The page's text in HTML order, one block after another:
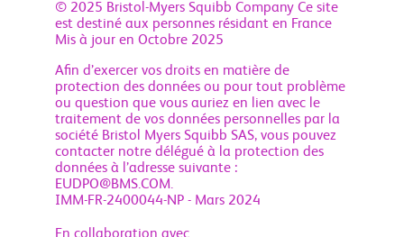
© 2025 Bristol-Myers Squibb Company Ce site
est destiné aux personnes résidant en France
Mis à jour en Octobre 2025
Afin d’exercer vos droits en matière de
protection des données ou pour tout problème
ou question que vous auriez en lien avec le
traitement de vos données personnelles par la
société Bristol Myers Squibb SAS, vous pouvez
contacter notre délégué à la protection des
données à l’adresse suivante :
EUDPO@BMS.COM.
IMM-FR-2400044-NP - Mars 2024